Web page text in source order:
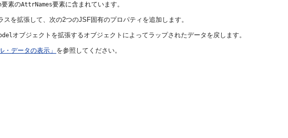
要素のAttrNames要素に含まれています。
スを拡張して、次の2つのJSF固有のプロパティを追加します。
オブジェクトを拡張するオブジェクトによってラップされたデータを戻します。
・データの表示」 を参照してください。